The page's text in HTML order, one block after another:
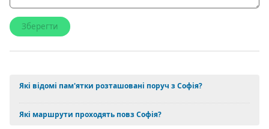
Які відомі пам'ятки розташовані поруч з Софія?
Які маршрути проходять повз Софія?